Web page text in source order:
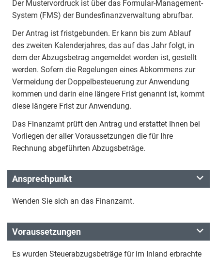
Der Mustervordruck ist über das Formular-Management-
System (FMS) der Bundesfinanzverwaltung abrufbar.
Der Antrag ist fristgebunden. Er kann bis zum Ablauf
des zweiten Kalenderjahres, das auf das Jahr folgt, in
dem der Abzugsbetrag angemeldet worden ist, gestellt
werden. Sofern die Regelungen eines Abkommens zur
Vermeidung der Doppelbesteuerung zur Anwendung
kommen und darin eine längere Frist genannt ist, kommt
diese längere Frist zur Anwendung.
Das Finanzamt prüft den Antrag und erstattet Ihnen bei
Vorliegen der aller Voraussetzungen die für Ihre
Rechnung abgeführten Abzugsbeträge.
Ansprechpunkt
Wenden Sie sich an das Finanzamt.
Voraussetzungen
Es wurden Steuerabzugsbeträge für im Inland erbrachte